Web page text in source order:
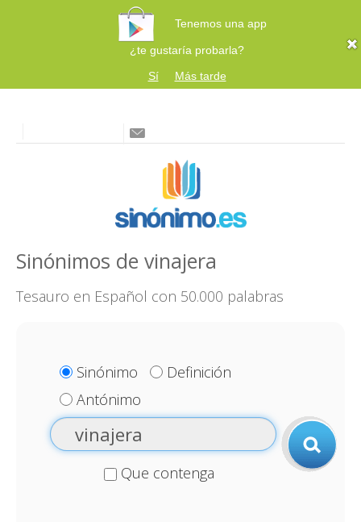
Tenemos una app
¿te gustaría probarla?
Sí
Más tarde
Sinónimos de vinajera
Tesauro en Español con 50.000 palabras
Sinónimo
Definición
Antónimo
Que contenga